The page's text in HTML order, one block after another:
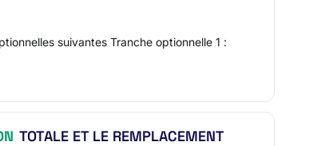
suivantes Tranche optionnelle 1 :
TOTALE ET LE REMPLACEMENT